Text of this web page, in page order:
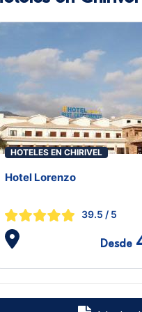
HOTELES EN CHIRIVEL
Hotel Lorenzo
39.5 / 5
Desde